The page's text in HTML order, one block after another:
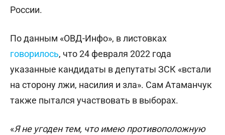
России.
По данным «ОВД-Инфо», в листовках
говорилось, что 24 февраля 2022 года
указанные кандидаты в депутаты ЗСК «встали
на сторону лжи, насилия и зла». Сам Атаманчук
также пытался участвовать в выборах.
«Я не угоден тем, что имею противоположную